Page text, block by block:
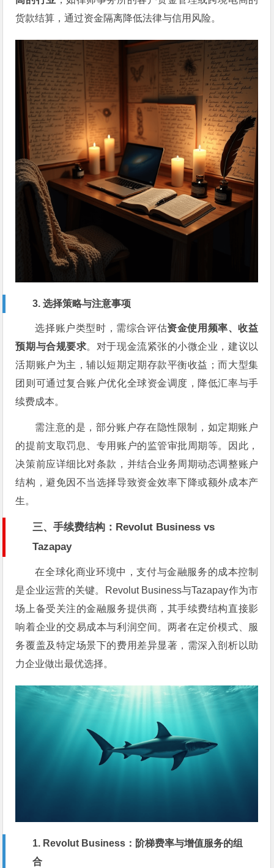
货款结算，通过资金隔离降低法律与信用风险。
3. 选择策略与注意事项
选择账户类型时，需综合评估资金使用频率、收益
预期与合规要求。对于现金流紧张的小微企业，建议以
活期账户为主，辅以短期定期存款平衡收益；而大型集
团则可通过复合账户优化全球资金调度，降低汇率与手
续费成本。
需注意的是，部分账户存在隐性限制，如定期账户
的提前支取罚息、专用账户的监管审批周期等。因此，
决策前应详细比对条款，并结合业务周期动态调整账户
结构，避免因不当选择导致资金效率下降或额外成本产
生。
三、手续费结构：Revolut Business vs
Tazapay
在全球化商业环境中，支付与金融服务的成本控制
是企业运营的关键。Revolut Business与Tazapay作为市
场上备受关注的金融服务提供商，其手续费结构直接影
响着企业的交易成本与利润空间。两者在定价模式、服
务覆盖及特定场景下的费用差异显著，需深入剖析以助
力企业做出最优选择。
1. Revolut Business：阶梯费率与增值服务的组
合